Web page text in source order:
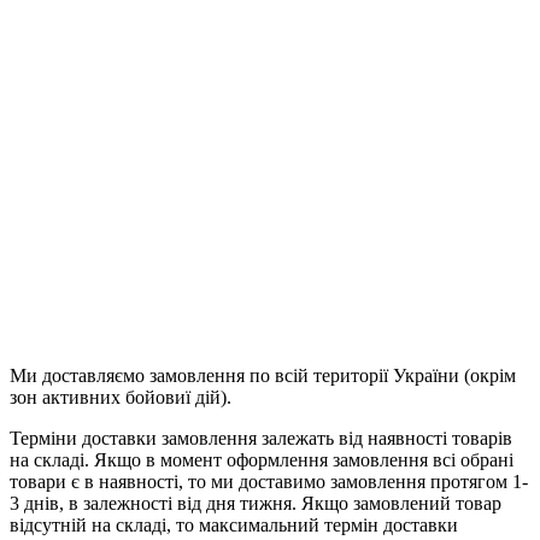
Ми доставляємо замовлення по всій території України (окрім
зон активних бойовиї дій).
Терміни доставки замовлення залежать від наявності товарів
на складі. Якщо в момент оформлення замовлення всі обрані
товари є в наявності, то ми доставимо замовлення протягом 1-
3 днів, в залежності від дня тижня. Якщо замовлений товар
відсутній на складі, то максимальний термін доставки